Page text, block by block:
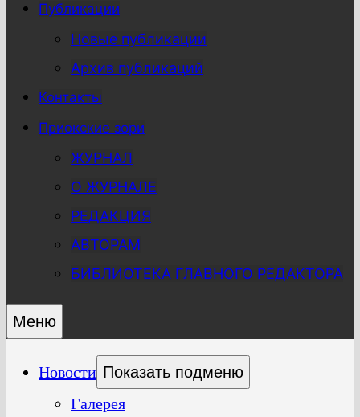
Публикации
Новые публикации
Архив публикаций
Контакты
Приокские зори
ЖУРНАЛ
О ЖУРНАЛЕ
РЕДАКЦИЯ
АВТОРАМ
БИБЛИОТЕКА ГЛАВНОГО РЕДАКТОРА
Меню
Новости Показать подменю
Галерея